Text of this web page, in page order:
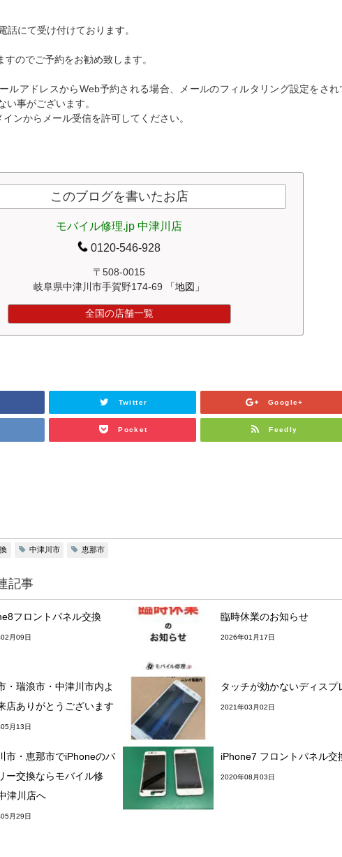
にて受け付けております。
のでご予約をお勧め致します。
ルアドレスからWeb予約される場合、メールのフィルタリング設定をされ
い事がございます。
インからメール受信を許可してください。
このブログを書いたお店
モバイル修理.jp 中津川店
0120-546-928
〒508-0015
岐阜県中津川市手賀野174-69
「地図」
全国の店舗一覧
Twitter Google+
Pocket Feedly
中津川市 恵那市
記事
フロントパネル交換
月09日
臨時休業のお知らせ
2026年01月17日
・瑞浪市・中津川市内よ
店ありがとうございます
月13日
タッチが効かないディスプ
2021年03月02日
市・恵那市でiPhoneのバ
ー交換ならモバイル修
津川店へ
月29日
iPhone7 フロントパネル交
2020年08月03日